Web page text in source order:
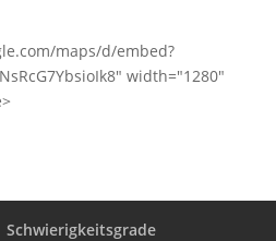
maps/d/embed?
width="1280"
Schwierigkeitsgrade